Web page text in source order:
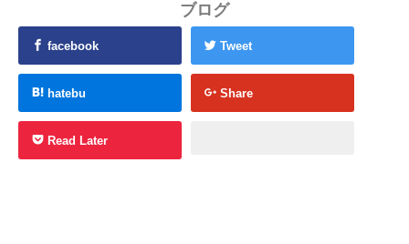
ブログ
facebook Tweet
hatebu Share
Read Later